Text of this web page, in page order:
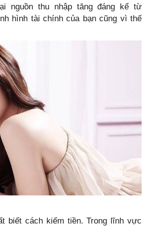
nguồn thu nhập tăng đáng kể từ
hình tài chính của bạn cũng vì thế
biết cách kiếm tiền. Trong lĩnh vực